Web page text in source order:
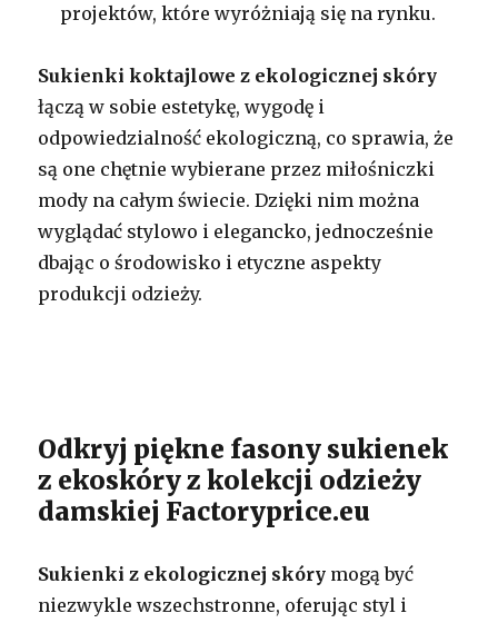
projektów, które wyróżniają się na rynku.
Sukienki koktajlowe z ekologicznej skóry
łączą w sobie estetykę, wygodę i
odpowiedzialność ekologiczną, co sprawia, że
są one chętnie wybierane przez miłośniczki
mody na całym świecie. Dzięki nim można
wyglądać stylowo i elegancko, jednocześnie
dbając o środowisko i etyczne aspekty
produkcji odzieży.
Odkryj piękne fasony sukienek
z ekoskóry z kolekcji odzieży
damskiej Factoryprice.eu
Sukienki z ekologicznej skóry mogą być
niezwykle wszechstronne, oferując styl i